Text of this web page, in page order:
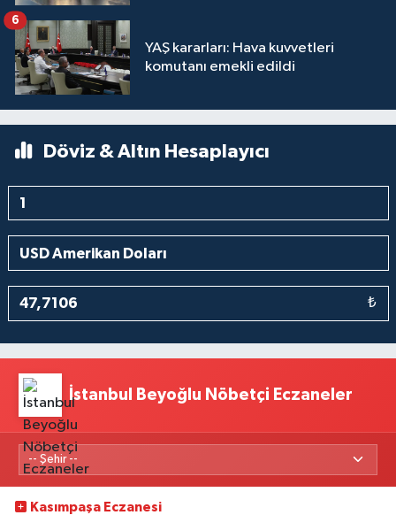
YAŞ kararları: Hava kuvvetleri
komutanı emekli edildi
6
Döviz & Altın Hesaplayıcı
₺
İstanbul Beyoğlu Nöbetçi Eczaneler
Kasımpaşa Eczanesi